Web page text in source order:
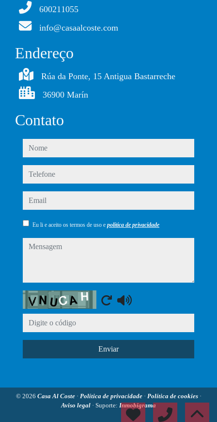
da página,
600211055
info@casaalcoste.com
Endereço
Rúa da Ponte, 15 Antigua Bastarreche
36900 Marín
Contato
nome
telefone
email
Eu li e aceito os termos de uso e política de privacidade
mensagem
Captcha
Enviar
© 2026 Casa Al Coste · Política de privacidade · Política de cookies ·
Aviso legal · Suporte: Inmobigrama